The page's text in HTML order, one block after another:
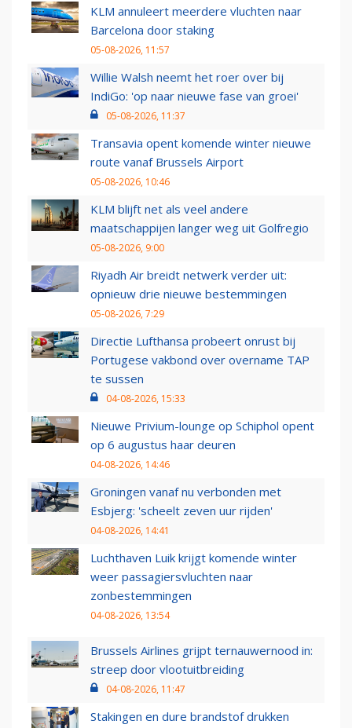
KLM annuleert meerdere vluchten naar
Barcelona door staking
05-08-2026, 11:57
Willie Walsh neemt het roer over bij
IndiGo: 'op naar nieuwe fase van groei'
05-08-2026, 11:37
Transavia opent komende winter nieuwe
route vanaf Brussels Airport
05-08-2026, 10:46
KLM blijft net als veel andere
maatschappijen langer weg uit Golfregio
05-08-2026, 9:00
Riyadh Air breidt netwerk verder uit:
opnieuw drie nieuwe bestemmingen
05-08-2026, 7:29
Directie Lufthansa probeert onrust bij
Portugese vakbond over overname TAP
te sussen
04-08-2026, 15:33
Nieuwe Privium-lounge op Schiphol opent
op 6 augustus haar deuren
04-08-2026, 14:46
Groningen vanaf nu verbonden met
Esbjerg: 'scheelt zeven uur rijden'
04-08-2026, 14:41
Luchthaven Luik krijgt komende winter
weer passagiersvluchten naar
zonbestemmingen
04-08-2026, 13:54
Brussels Airlines grijpt ternauwernood in:
streep door vlootuitbreiding
04-08-2026, 11:47
Stakingen en dure brandstof drukken